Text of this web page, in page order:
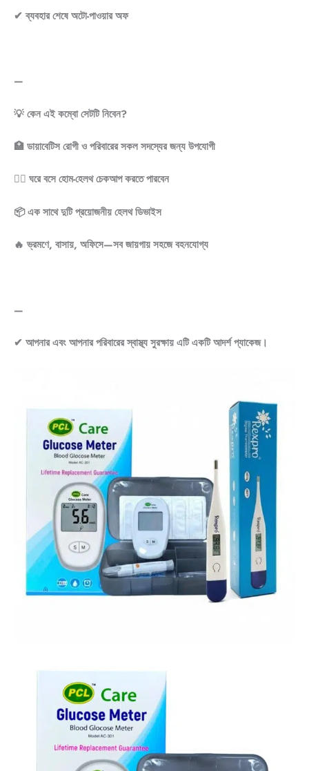
✔ ব্যবহার শেষে অটো-পাওয়ার অফ
—
💡 কেন এই কম্বো সেটটি নিবেন?
🏥 ডায়াবেটিস রোগী ও পরিবারের সকল সদস্যের জন্য উপযোগী
👩‍⚕ ঘরে বসে হোম-হেলথ চেকআপ করতে পারবেন
📦 এক সাথে দুটি প্রয়োজনীয় হেলথ ডিভাইস
🔥 ভ্রমণে, বাসায়, অফিসে—সব জায়গায় সহজে বহনযোগ্য
—
✔ আপনার এবং আপনার পরিবারের স্বাস্থ্য সুরক্ষায় এটি একটি আদর্শ প্যাকেজ।